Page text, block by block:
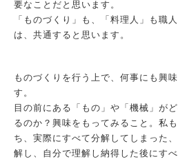
要なことだと思います。
「ものづくり」も、「料理人」も職
は、共通すると思います。
ものづくりを行う上で、何事にも興
す。
目の前にある「もの」や「機械」が
るのか？興味をもってみること。私
ち、実際にすべて分解してしまった
解し、自分で理解し納得した後にす